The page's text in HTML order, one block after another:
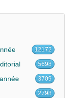
12172
5698
3709
2798